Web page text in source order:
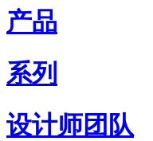
产品
系列
设计师团队